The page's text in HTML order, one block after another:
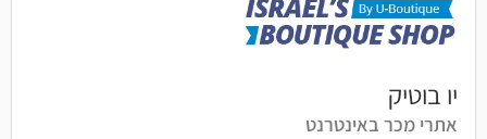
יו בוטיק
אתרי מכר באינטרנט